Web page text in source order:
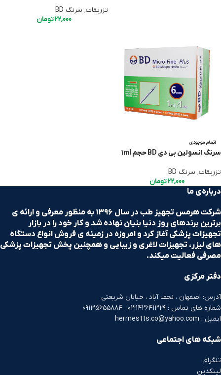
تزریقات, سرنگ BD
22,000تومان
اتمام موجودی
سرنگ انسولین بی دی BD حجم ۱ml
تزریقات, سرنگ BD
22,000تومان
درباره‌ی ما
شرکت هرمس تجهیز طب در سال ۱۳۹۶ به منظور معرفی و ارائه ی
برترین برندهای روز دنیا بنیان نهاده شد و کار خود را در بازار
تجهیزات پزشکی آغاز کرد و امروزه در زمینه ی فروش انواع دستگاه
های لیزر، تجهیزات لاغری و زیبایی و همچنین پخش تجهیزات پزشکی
مصرفی فعالیت میکند.
دفتر مرکزی
آدرس: اصفهان ، نجف آباد ، خیابان شریعتی
شماره های تماس : ۰۳۱۴۲۶۴۱۳۲۹ . ۰۹۱۳۵۶۵۵۸۸۴
ایمیل : hermestts.co@yahoo.com
شبکه های اجتماعی
تلگرام
لینکدین